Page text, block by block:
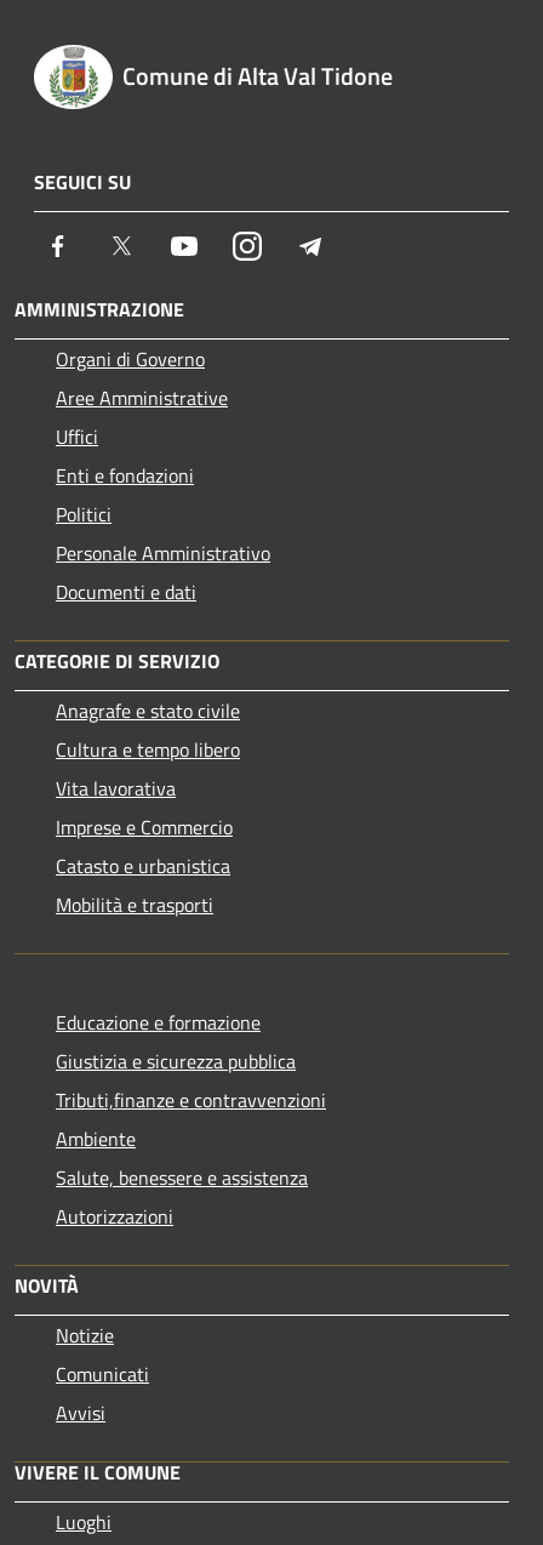
Comune di Alta Val Tidone
SEGUICI SU
Facebook Twitter YoutubeInstagram
AMMINISTRAZIONE
Organi di Governo
Aree Amministrative
Uffici
Enti e fondazioni
Politici
Personale Amministrativo
Documenti e dati
CATEGORIE DI SERVIZIO
Anagrafe e stato civile
Cultura e tempo libero
Vita lavorativa
Imprese e Commercio
Catasto e urbanistica
Mobilità e trasporti
Educazione e formazione
Giustizia e sicurezza pubblica
Tributi,finanze e contravvenzioni
Ambiente
Salute, benessere e assistenza
Autorizzazioni
NOVITÀ
Notizie
Comunicati
Avvisi
VIVERE IL COMUNE
Luoghi